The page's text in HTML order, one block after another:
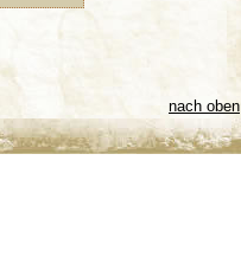
nach oben